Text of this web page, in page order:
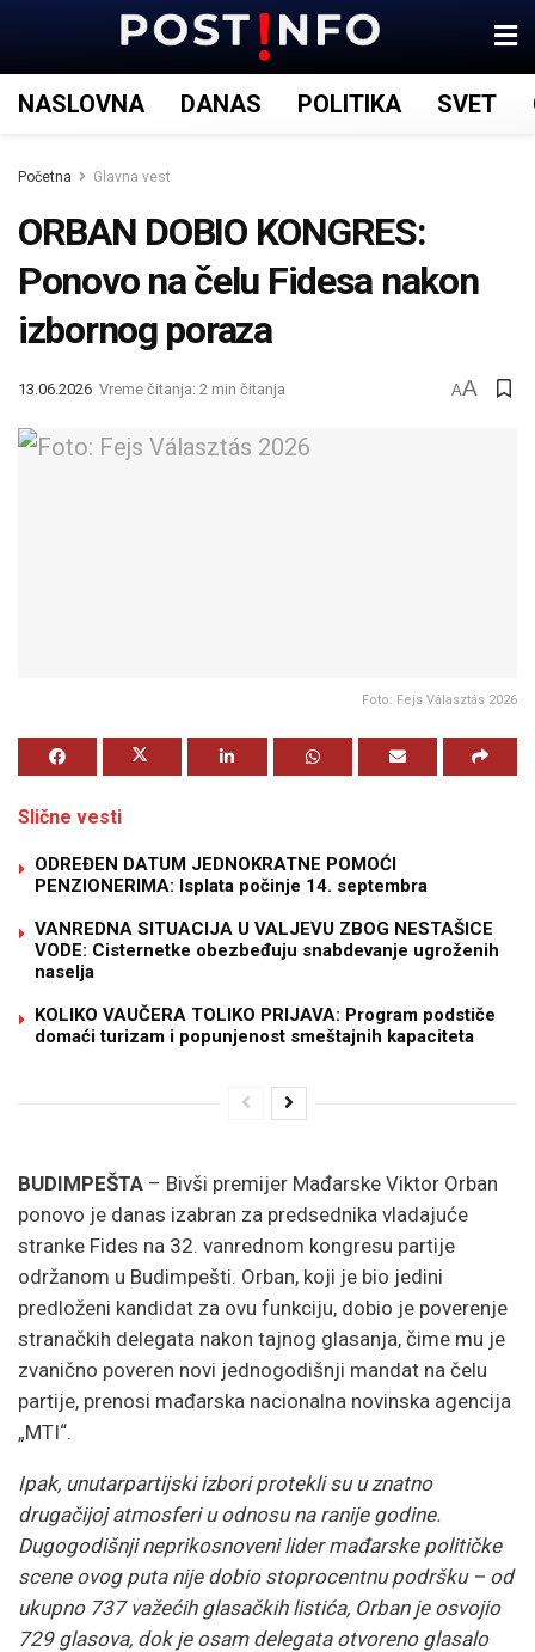
NASLOVNA DANAS POLITIKA SVET
Početna Glavna vest
ORBAN DOBIO KONGRES:
Ponovo na čelu Fidesa nakon
izbornog poraza
13.06.2026 Vreme čitanja: 2 min čitanja AA
Foto: Fejs Választás 2026
Slične vesti
ODREĐEN DATUM JEDNOKRATNE POMOĆI
PENZIONERIMA: Isplata počinje 14. septembra
VANREDNA SITUACIJA U VALJEVU ZBOG NESTAŠICE
VODE: Cisternetke obezbeđuju snabdevanje ugroženih
naselja
KOLIKO VAUČERA TOLIKO PRIJAVA: Program podstiče
domaći turizam i popunjenost smeštajnih kapaciteta
BUDIMPEŠTA – Bivši premijer Mađarske Viktor Orban
ponovo je danas izabran za predsednika vladajuće
stranke Fides na 32. vanrednom kongresu partije
održanom u Budimpešti. Orban, koji je bio jedini
predloženi kandidat za ovu funkciju, dobio je poverenje
stranačkih delegata nakon tajnog glasanja, čime mu je
zvanično poveren novi jednogodišnji mandat na čelu
partije, prenosi mađarska nacionalna novinska agencija
„MTI“.
Ipak, unutarpartijski izbori protekli su u znatno
drugačijoj atmosferi u odnosu na ranije godine.
Dugogodišnji neprikosnoveni lider mađarske političke
scene ovog puta nije dobio stoprocentnu podršku – od
ukupno 737 važećih glasačkih listića, Orban je osvojio
729 glasova, dok je osam delegata otvoreno glasalo